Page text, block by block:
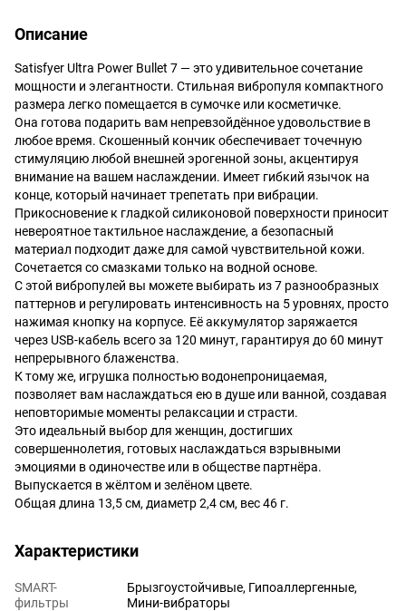
Описание
Satisfyer Ultra Power Bullet 7 — это удивительное сочетание
мощности и элегантности. Стильная вибропуля компактного
размера легко помещается в сумочке или косметичке.
Она готова подарить вам непревзойдённое удовольствие в
любое время. Скошенный кончик обеспечивает точечную
стимуляцию любой внешней эрогенной зоны, акцентируя
внимание на вашем наслаждении. Имеет гибкий язычок на
конце, который начинает трепетать при вибрации.
Прикосновение к гладкой силиконовой поверхности приносит
невероятное тактильное наслаждение, а безопасный
материал подходит даже для самой чувствительной кожи.
Сочетается со смазками только на водной основе.
С этой вибропулей вы можете выбирать из 7 разнообразных
паттернов и регулировать интенсивность на 5 уровнях, просто
нажимая кнопку на корпусе. Её аккумулятор заряжается
через USB-кабель всего за 120 минут, гарантируя до 60 минут
непрерывного блаженства.
К тому же, игрушка полностью водонепроницаемая,
позволяет вам наслаждаться ею в душе или ванной, создавая
неповторимые моменты релаксации и страсти.
Это идеальный выбор для женщин, достигших
совершеннолетия, готовых наслаждаться взрывными
эмоциями в одиночестве или в обществе партнёра.
Выпускается в жёлтом и зелёном цвете.
Общая длина 13,5 см, диаметр 2,4 см, вес 46 г.
Характеристики
SMART-
фильтры
Брызгоустойчивые, Гипоаллергенные,
Мини-вибраторы